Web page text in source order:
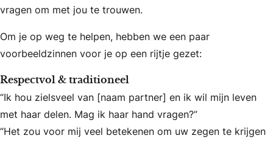
vragen om met jou te trouwen.
Om je op weg te helpen, hebben we een paar
voorbeeldzinnen voor je op een rijtje gezet:
Respectvol & traditioneel
“Ik hou zielsveel van [naam partner] en ik wil mijn leven
met haar delen. Mag ik haar hand vragen?”
“Het zou voor mij veel betekenen om uw zegen te krijgen